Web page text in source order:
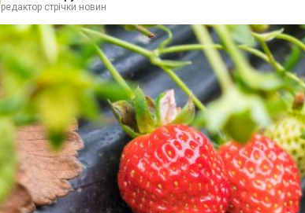
редактор стрічки новин